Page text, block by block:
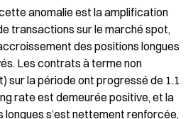
anomalie est la amplification
transactions sur le marché spot,
des positions longues
Les contrats à terme non
sur la période ont progressé de 1.1
rate est demeurée positive, et la
s’est nettement renforcée,